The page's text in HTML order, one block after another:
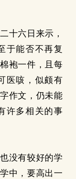
六日来示，
于能否不再复
袍一件，且每
医咳，似颇有
作文，仍未能
许多相关的事
没有较好的学
中，要高出一